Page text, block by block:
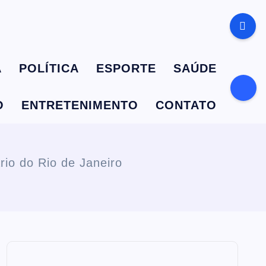
POLÍTICA ESPORTE SAÚDE
ENTRETENIMENTO CONTATO
do Rio de Janeiro